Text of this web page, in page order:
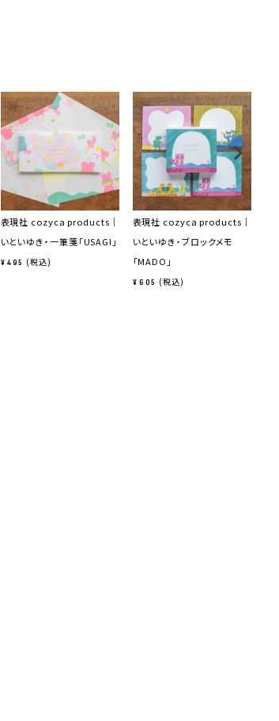
表現社 cozyca products｜
いといゆき・一筆箋「USAGI」
¥ 495 税込
表現社 cozyca products｜
いといゆき・ブロックメモ
「MADO」
¥ 605 税込